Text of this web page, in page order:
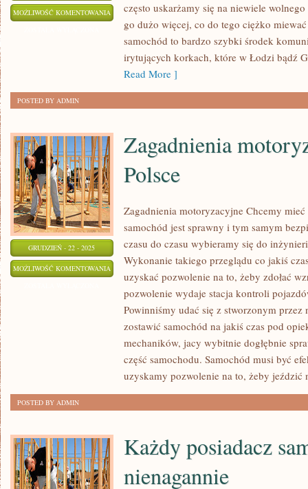
MOŻLIWOŚĆ KOMENTOWANIA
DBAĆ
POZIOM
SWOJEJ
często uskarżamy się na niewiele
go dużo więcej, co do tego ciężko
samochód to bardzo szybki środek
irytujących korkach, które w Łodzi bądź
Read More ]
POSTED BY ADMIN
GRUDZIEŃ - 22 - 2025
MOŻLIWOŚĆ KOMENTOWANIA ZAGADNIENIA
MOTORYZACYJNE
Zagadnienia
Polsce
Zagadnienia motoryzacyjne Chcemy mieć
samochód jest sprawny i tym samym
czasu do czasu wybieramy się do
Wykonanie takiego przeglądu co jakiś
uzyskać pozwolenie na to, żeby zdołać
pozwolenie wydaje stacja kontroli
Powinniśmy udać się z stworzonym przez
zostawić samochód na jakiś czas pod
mechaników, jacy wybitnie dogłębnie
część samochodu. Samochód musi być
uzyskamy pozwolenie na to, żeby jeździć
POSTED BY ADMIN
Każdy posiadacz
nienagannie